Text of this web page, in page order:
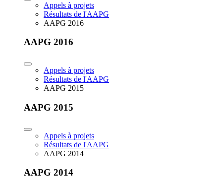
Appels à projets
Résultats de l'AAPG
AAPG 2016
AAPG 2016
Appels à projets
Résultats de l'AAPG
AAPG 2015
AAPG 2015
Appels à projets
Résultats de l'AAPG
AAPG 2014
AAPG 2014